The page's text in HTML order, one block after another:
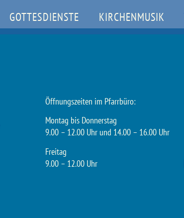
GOTTESDIENSTE KIRCHENMUSIK
Öffnungszeiten im Pfarrbüro:
Montag bis Donnerstag
9.00 – 12.00 Uhr und 14.00 – 16.00 Uhr
Freitag
9.00 – 12.00 Uhr